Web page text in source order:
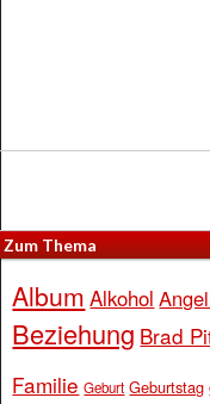
Zum Thema
Album Alkohol
Beziehung Brad
Familie Geburt Geburtstag